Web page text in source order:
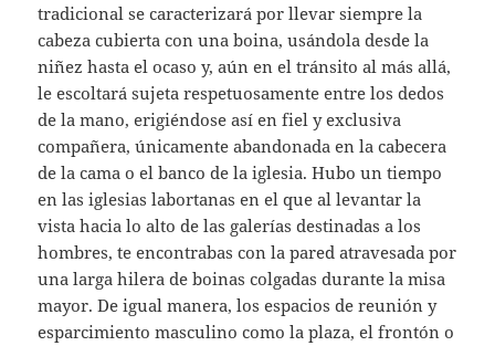
tradicional se caracterizará por llevar siempre la
cabeza cubierta con una boina, usándola desde la
niñez hasta el ocaso y, aún en el tránsito al más allá,
le escoltará sujeta respetuosamente entre los dedos
de la mano, erigiéndose así en fiel y exclusiva
compañera, únicamente abandonada en la cabecera
de la cama o el banco de la iglesia. Hubo un tiempo
en las iglesias labortanas en el que al levantar la
vista hacia lo alto de las galerías destinadas a los
hombres, te encontrabas con la pared atravesada por
una larga hilera de boinas colgadas durante la misa
mayor. De igual manera, los espacios de reunión y
esparcimiento masculino como la plaza, el frontón o